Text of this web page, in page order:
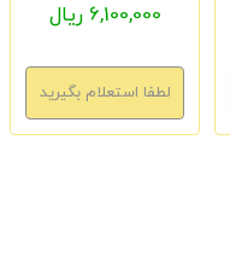
6,100,000 ریال